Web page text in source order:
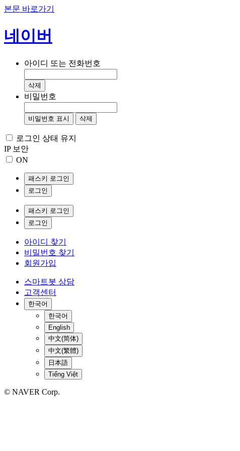
본문 바로가기
네이버
아이디 또는 전화번호
삭제
비밀번호
비밀번호 표시 삭제
로그인 상태 유지
IP 보안
ON
패스키 로그인
로그인
패스키 로그인
로그인
아이디 찾기
비밀번호 찾기
회원가입
스마트봇 상담
고객센터
한국어
한국어
English
中文(简体)
中文(繁體)
日本語
Tiếng Việt
© NAVER Corp.